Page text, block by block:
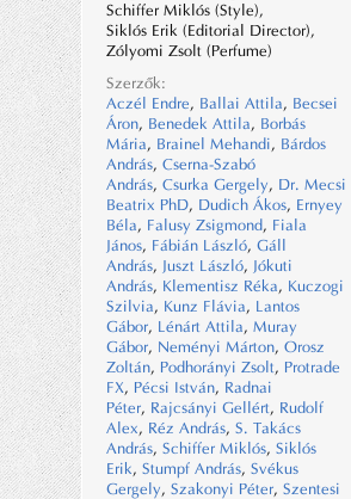
Schiffer Miklós (Style),
Siklós Erik (Editorial Director),
Zólyomi Zsolt (Perfume)
Szerzők:
Aczél Endre, Ballai Attila, Becsei
Áron, Benedek Attila, Borbás
Mária, Brainel Mehandi, Bárdos
András, Cserna-Szabó
András, Csurka Gergely, Dr. Mecsi
Beatrix PhD, Dudich Ákos, Ernyey
Béla, Falusy Zsigmond, Fiala
János, Fábián László, Gáll
András, Juszt László, Jókuti
András, Klementisz Réka, Kuczogi
Szilvia, Kunz Flávia, Lantos
Gábor, Lénárt Attila, Muray
Gábor, Neményi Márton, Orosz
Zoltán, Podhorányi Zsolt, Protrade
FX, Pécsi István, Radnai
Péter, Rajcsányi Gellért, Rudolf
Alex, Réz András, S. Takács
András, Schiffer Miklós, Siklós
Erik, Stumpf András, Svékus
Gergely, Szakonyi Péter, Szentesi